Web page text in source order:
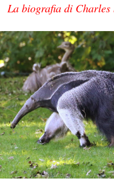
La biografia di
Previous